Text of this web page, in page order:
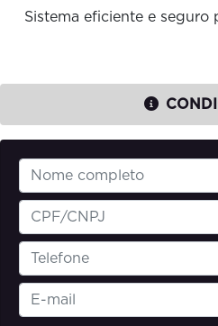
Sistema eficiente e seguro